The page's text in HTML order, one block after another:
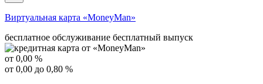
Виртуальная карта «MoneyMan»
бесплатное обслуживание бесплатный выпуск
от 0,00 %
от 0,00 до 0,80 %